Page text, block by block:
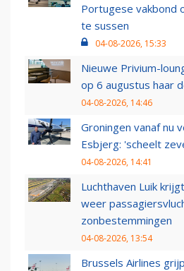
Portugese vakbond
te sussen
04-08-2026, 15:33
Nieuwe Privium-
op 6 augustus haar
04-08-2026, 14:46
Groningen vanaf nu
Esbjerg: 'scheelt
04-08-2026, 14:41
Luchthaven Luik
weer
zonbestemmingen
04-08-2026, 13:54
Brussels Airlines